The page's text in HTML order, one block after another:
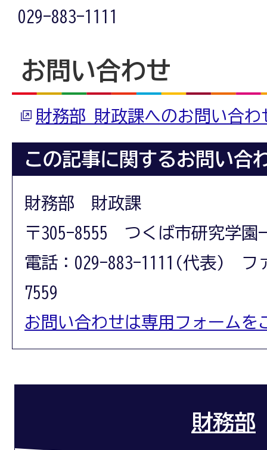
029-883-1111
お問い合わせ
財務部 財政課へのお問い合わ
この記事に関するお問い合
財務部 財政課
〒305-8555 つくば市研究学園
電話：029-883-1111(代表) フ
7559
お問い合わせは専用フォームを
財務部